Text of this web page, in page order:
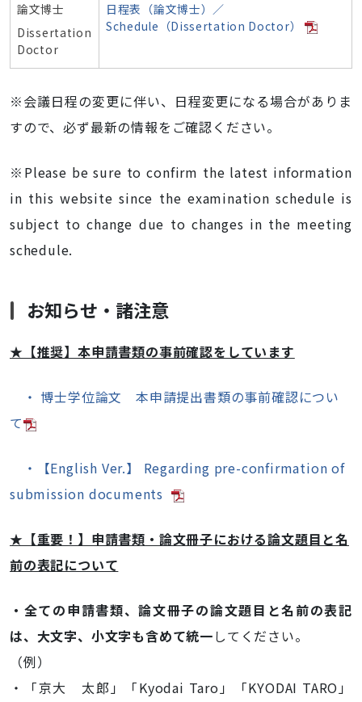
論文博士
Dissertation
Doctor
日程表（論文博士）／
Schedule（Dissertation Doctor）
※会議日程の変更に伴い、日程変更になる場合がありま
すので、必ず最新の情報をご確認ください。
※Please be sure to confirm the latest information
in this website since the examination schedule is
subject to change due to changes in the meeting
schedule.
お知らせ・諸注意
★【推奨】本申請書類の事前確認をしています
・ 博士学位論文 本申請提出書類の事前確認につい
て
・【English Ver.】 Regarding pre-confirmation of
submission documents
★【重要！】申請書類・論文冊子における論文題目と名
前の表記について
・ 全ての申請書類、論文冊子の論文題目と名前の表記
は、大文字、小文字も含めて統一してください。
（例）
・「京大 太郎」「Kyodai Taro」「KYODAI TARO」